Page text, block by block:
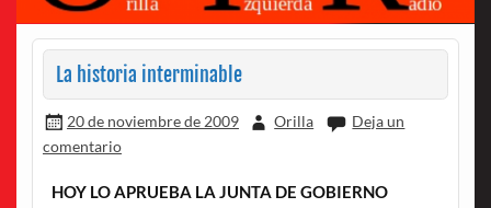
La historia interminable
20 de noviembre de 2009 Orilla
Deja un
comentario
HOY LO APRUEBA LA JUNTA DE GOBIERNO